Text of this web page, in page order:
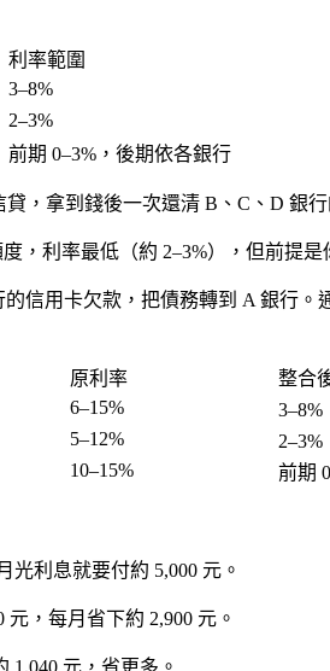
利率範圍
3–8%
2–3%
前期 0–3%，後期依各銀行
貸，拿到錢後一次還清 B、C、D 銀
，利率最低（約 2–3%），但前提
的信用卡欠款，把債務轉到 A 銀行
原利率
整合
6–15%
3–8%
5–12%
2–3%
10–15% 前期
光利息就要付約 5,000 元。
元， 每月省下約 2,900 元 。
1,040 元，省更多。